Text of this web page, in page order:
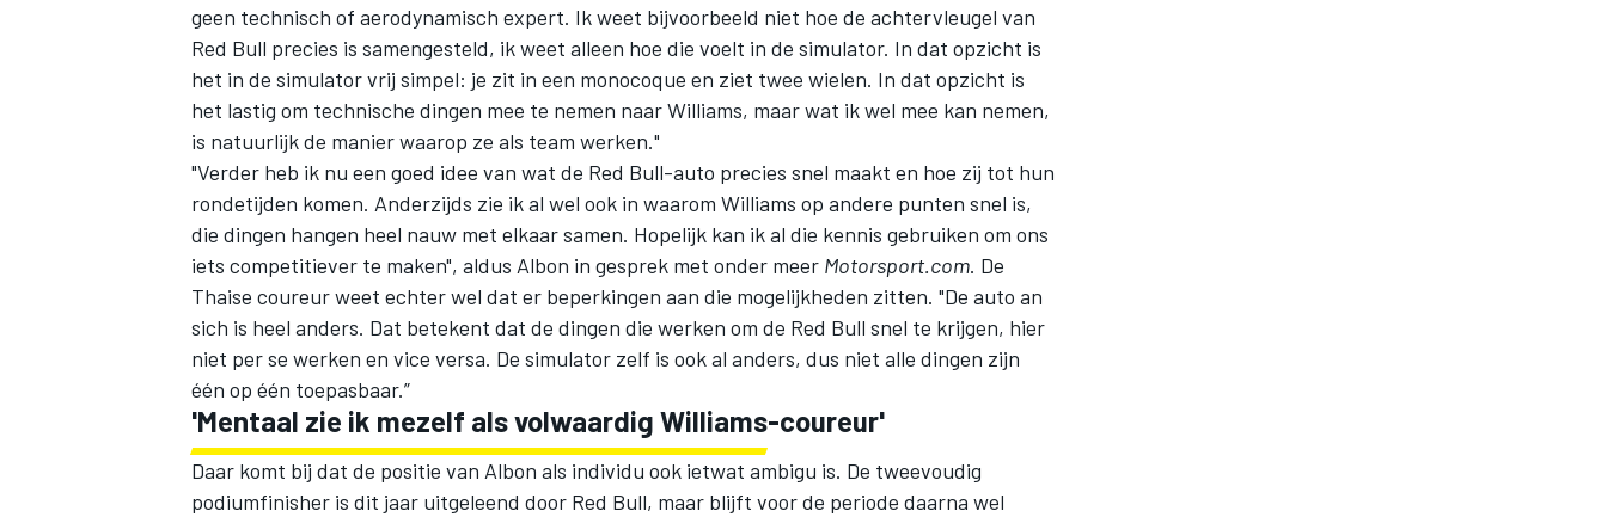
geen technisch of aerodynamisch expert. Ik weet bijvoorbeeld niet hoe de achtervleugel van
Red Bull precies is samengesteld, ik weet alleen hoe die voelt in de simulator. In dat opzicht is
het in de simulator vrij simpel: je zit in een monocoque en ziet twee wielen. In dat opzicht is
het lastig om technische dingen mee te nemen naar Williams, maar wat ik wel mee kan nemen,
is natuurlijk de manier waarop ze als team werken."
"Verder heb ik nu een goed idee van wat de Red Bull-auto precies snel maakt en hoe zij tot hun
rondetijden komen. Anderzijds zie ik al wel ook in waarom Williams op andere punten snel is,
die dingen hangen heel nauw met elkaar samen. Hopelijk kan ik al die kennis gebruiken om ons
iets competitiever te maken", aldus Albon in gesprek met onder meer Motorsport.com. De
Thaise coureur weet echter wel dat er beperkingen aan die mogelijkheden zitten. "De auto an
sich is heel anders. Dat betekent dat de dingen die werken om de Red Bull snel te krijgen, hier
niet per se werken en vice versa. De simulator zelf is ook al anders, dus niet alle dingen zijn
één op één toepasbaar.”
'Mentaal zie ik mezelf als volwaardig Williams-coureur'
Daar komt bij dat de positie van Albon als individu ook ietwat ambigu is. De tweevoudig
podiumfinisher is dit jaar uitgeleend door Red Bull, maar blijft voor de periode daarna wel